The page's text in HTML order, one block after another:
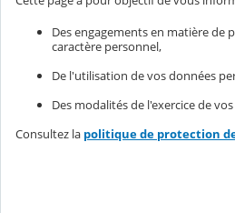
Des engagements en matière de
caractère personnel,
De l'utilisation de vos données
Des modalités de l'exercice de
Consultez la politique de protection